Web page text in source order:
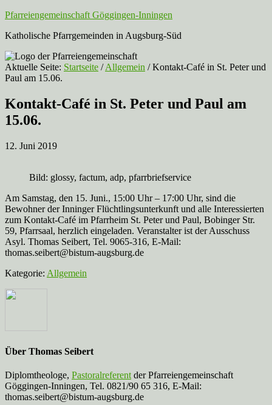
Pfarreiengemeinschaft Göggingen-Inningen
Katholische Pfarrgemeinden in Augsburg-Süd
Aktuelle Seite: Startseite / Allgemein /Kontakt-Café in St. Peter und
Paul am 15.06.
Kontakt-Café in St. Peter und Paul am
15.06.
12. Juni 2019
Bild: glossy, factum, adp, pfarrbriefservice
Am Samstag, den 15. Juni., 15:00 Uhr – 17:00 Uhr, sind die
Bewohner der Inninger Flüchtlingsunterkunft und alle Interessierten
zum Kontakt-Café im Pfarrheim St. Peter und Paul, Bobinger Str.
59, Pfarrsaal, herzlich eingeladen. Veranstalter ist der Ausschuss
Asyl. Thomas Seibert, Tel. 9065-316, E-Mail:
thomas.seibert@bistum-augsburg.de
Kategorie: Allgemein
Über Thomas Seibert
Diplomtheologe, Pastoralreferent der Pfarreiengemeinschaft
Göggingen-Inningen, Tel. 0821/90 65 316, E-Mail:
thomas.seibert@bistum-augsburg.de